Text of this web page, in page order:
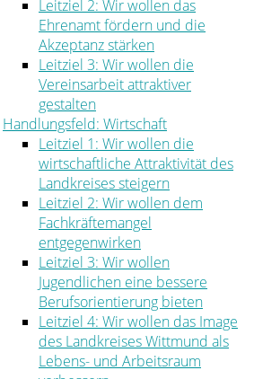
Leitziel 2: Wir wollen das
Ehrenamt fördern und die
Akzeptanz stärken
Leitziel 3: Wir wollen die
Vereinsarbeit attraktiver
gestalten
Handlungsfeld: Wirtschaft
Leitziel 1: Wir wollen die
wirtschaftliche Attraktivität des
Landkreises steigern
Leitziel 2: Wir wollen dem
Fachkräftemangel
entgegenwirken
Leitziel 3: Wir wollen
Jugendlichen eine bessere
Berufsorientierung bieten
Leitziel 4: Wir wollen das Image
des Landkreises Wittmund als
Lebens- und Arbeitsraum